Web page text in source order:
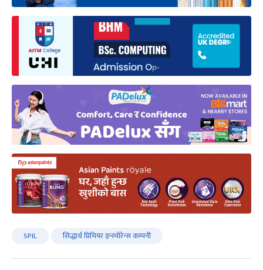
SPIL सिद्धार्थ प्रिमियर इन्स्योरेन्स कम्पनी